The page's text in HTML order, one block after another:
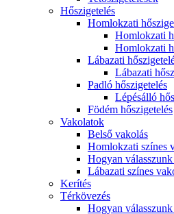
Hőszigetelés
Homlokzati
Homlokzati
Homlokzati
Lábazati
Lábazati
Padló hőszigetelés
Lépésálló
Födém hőszigetelés
Vakolatok
Belső vakolás
Homlokzati színes
Hogyan
Lábazati színes
Kerítés
Térkövezés
Hogyan